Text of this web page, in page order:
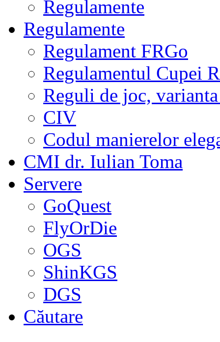
Regulamente
Regulamente
Regulament FRGo
Regulamentul Cupei
Reguli de joc,
CIV
Codul manierelor
CMI dr. Iulian Toma
Servere
GoQuest
FlyOrDie
OGS
ShinKGS
DGS
Căutare